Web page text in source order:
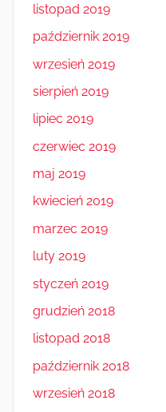
listopad 2019
październik 2019
wrzesień 2019
sierpień 2019
lipiec 2019
czerwiec 2019
maj 2019
kwiecień 2019
marzec 2019
luty 2019
styczeń 2019
grudzień 2018
listopad 2018
październik 2018
wrzesień 2018